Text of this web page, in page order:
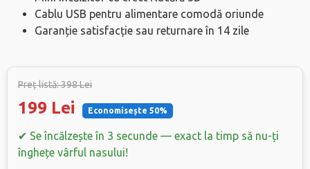
Cablu USB pentru alimentare comodă oriunde
Garanție satisfacție sau returnare în 14 zile
Preț listă: 398 Lei
199 Lei Economisește 50%
✔ Se încălzește în 3 secunde — exact la timp să nu-ți
înghețe vârful nasului!